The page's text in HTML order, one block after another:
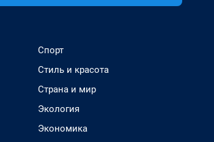
Спорт
Стиль и красота
Страна и мир
Экология
Экономика